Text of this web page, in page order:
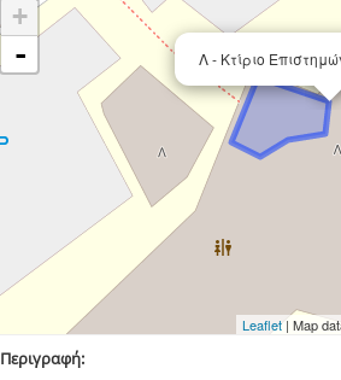
Λ - Κτίριο
+
-
Leaflet| Map
Περιγραφή: